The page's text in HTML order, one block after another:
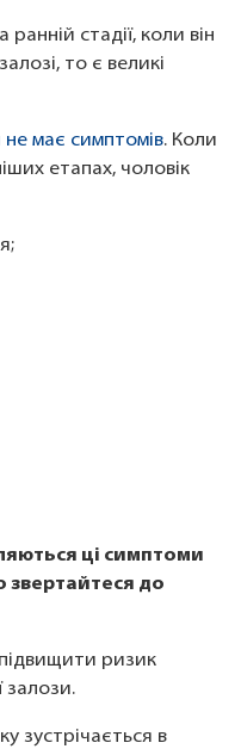
стадії, коли він
то є великі
має симптомів. Коли
етапах, чоловік
ці симптоми
звертайтеся до
ризик
залози.
зустрічається в